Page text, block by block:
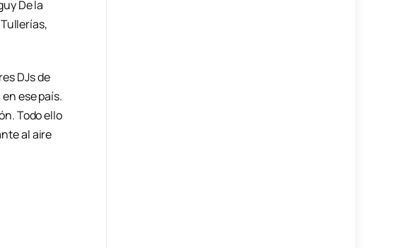
De la
DJs de
ese país.
Todo ello
al aire